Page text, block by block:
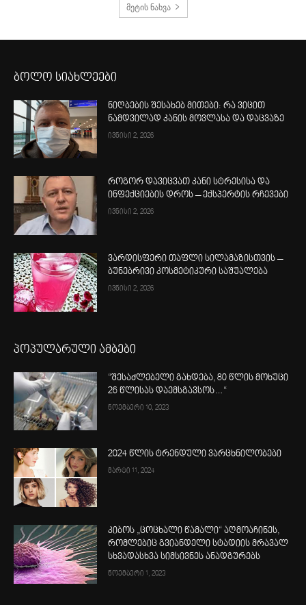
მეტის ნახვა
ბოლო სიახლეები
ნიღბების შესახებ მითები: რა ვიცით
ნამდვილად კანის მოვლასა და დაცვაზე
ივნისი 2, 2026
როგორ დავიცვათ კანი სტრესისა და
ინფექციების დროს – ექსპერტის რჩევები
ივნისი 2, 2026
ვარდისფერი თაფლი სილამაზისთვის –
ბუნებრივი კოსმეტიკური საშუალება
ივნისი 2, 2026
პოპულარული ამბები
“შესაძლებელი გახდება, 80 წლის მოხუცი
26 წლისას დაემსგავსოს…“
ნოემბერი 10, 2023
2024 წლის ტრენდული ვარცხნილობები
მარტი 11, 2024
კიბოს „ცოცხალი წამალი“ აღმოაჩინეს,
რომლებიც გვიანდელი სტადიის მრავალ
სხვადასხვა სიმსივნეს ანადგურებს
ნოემბერი 1, 2023